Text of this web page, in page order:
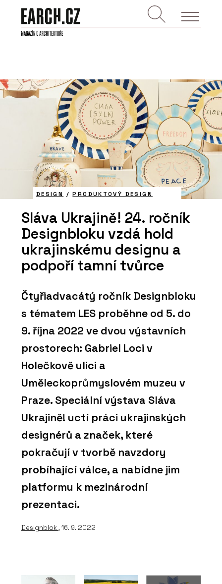
DESIGN /PRODUKTOVÝ DESIGN
Sláva Ukrajině! 24. ročník
Designbloku vzdá hold
ukrajinskému designu a
podpoří tamní tvůrce
Čtyřiadvacátý ročník Designbloku
s tématem LES proběhne od 5. do
9. října 2022 ve dvou výstavních
prostorech: Gabriel Loci v
Holečkově ulici a
Uměleckoprůmyslovém muzeu v
Praze. Speciální výstava Sláva
Ukrajině! uctí práci ukrajinských
designérů a značek, které
pokračují v tvorbě navzdory
probíhající válce, a nabídne jim
platformu k mezinárodní
prezentaci.
Designblok , 16. 9. 2022